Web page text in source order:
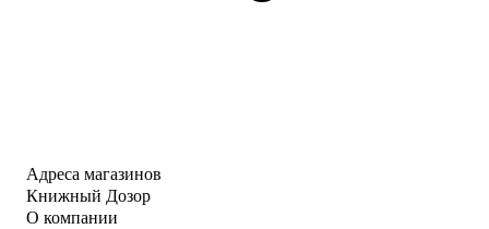
Адреса магазинов
Книжный Дозор
О компании